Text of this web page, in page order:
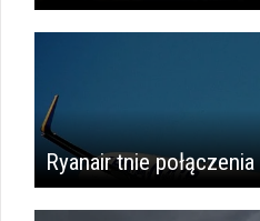
Ryanair tnie